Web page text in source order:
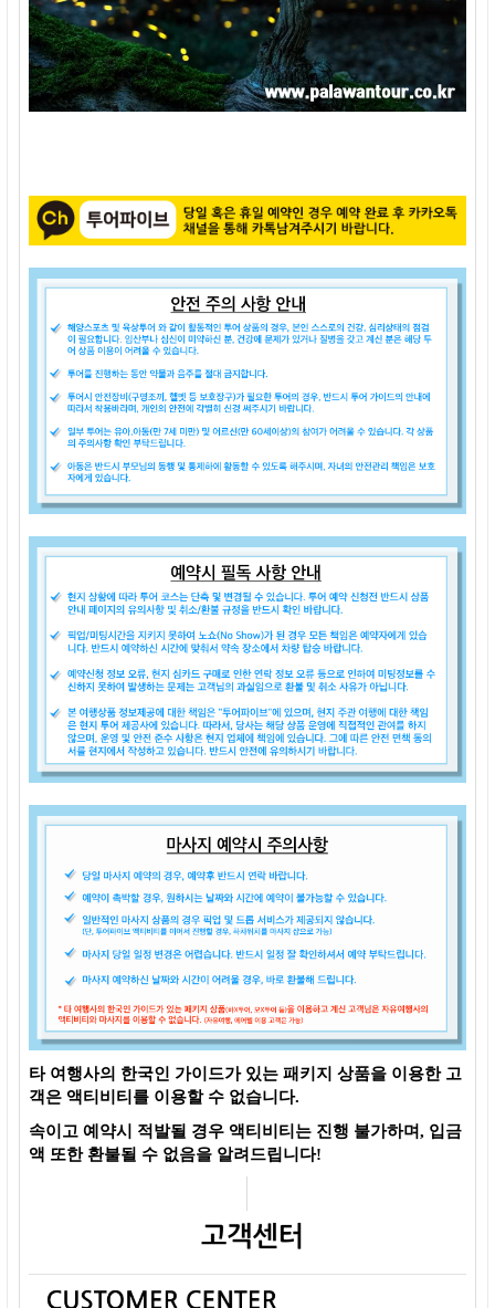
타 여행사의 한국인 가이드가 있는 패키지 상품을 이용한 고
객은 액티비티를 이용할 수 없습니다.
속이고 예약시 적발될 경우 액티비티는 진행 불가하며, 입금
액 또한 환불될 수 없음을 알려드립니다!